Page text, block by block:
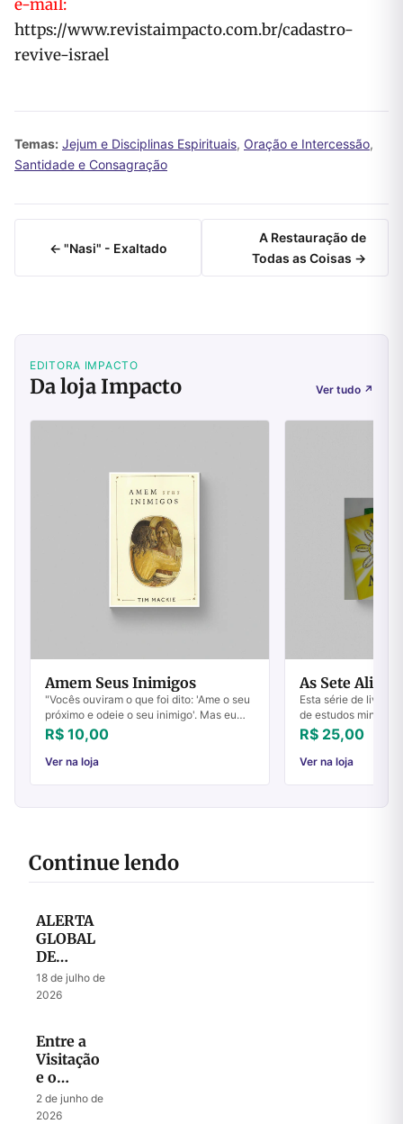
e-mail:
https://www.revistaimpacto.com.br/cadastro-
revive-israel
Temas: Jejum e Disciplinas Espirituais, Oração e Intercessão,
Santidade e Consagração
← "Nasi" - Exaltado
A Restauração de
Todas as Coisas →
EDITORA IMPACTO
Da loja Impacto Ver tudo ↗
Amem Seus Inimigos
"Vocês ouviram o que foi dito: 'Ame o seu
próximo e odeie o seu inimigo'. Mas eu
lhes digo: Amem os seus inimigos e orem
por aqueles que os perseguem, para q...
R$ 10,00
Ver na loja
As Sete
Esta série de
de estudos
na igreja em
1984.Apropriado
R$ 25,00
Ver na loja
Continue lendo
ALERTA
GLOBAL
DE
ORAÇÃO
– Julho
18 de julho de
2026
Entre a
Visitação
e o
Julgamento:
A
2 de junho de
2026